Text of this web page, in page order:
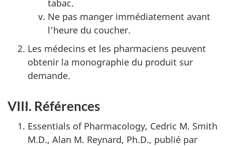
tabac.
Ne pas manger immédiatement avant
l'heure du coucher.
Les médecins et les pharmaciens peuvent
obtenir la monographie du produit sur
demande.
VIII. Références
Essentials of Pharmacology, Cedric M. Smith
M.D., Alan M. Reynard, Ph.D., publié par